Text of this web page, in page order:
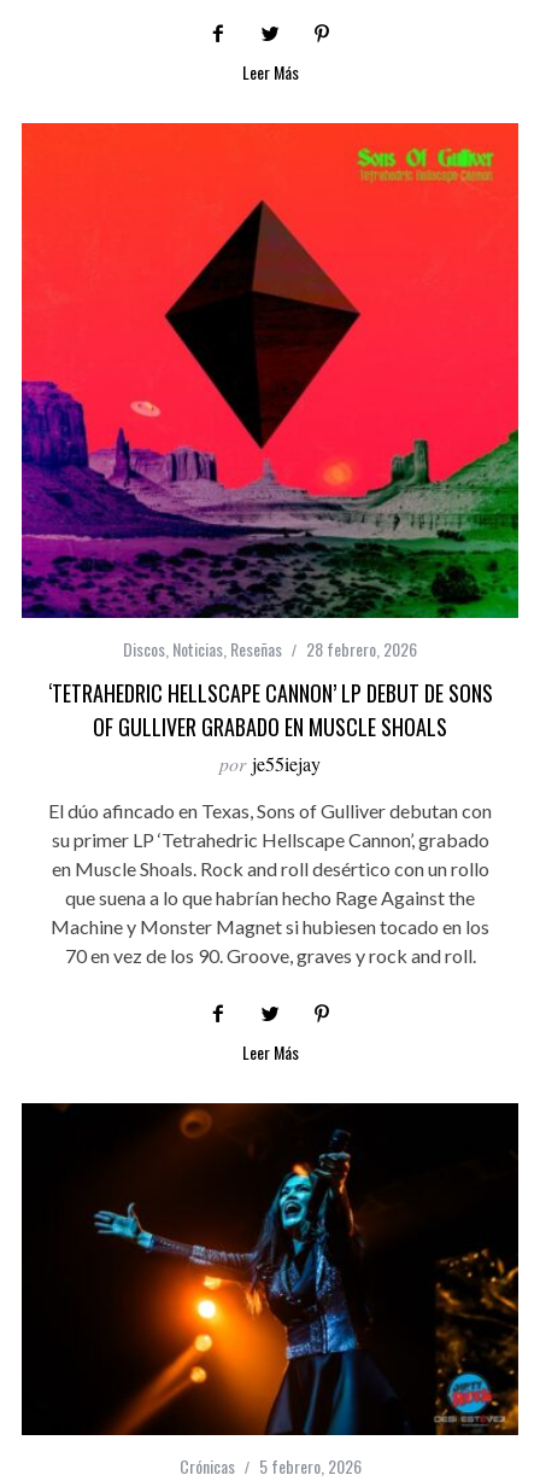
Leer Más
Discos Noticias Reseñas 28 febrero, 2026
‘TETRAHEDRIC HELLSCAPE CANNON’ LP DEBUT DE SONS
OF GULLIVER GRABADO EN MUSCLE SHOALS
por je55iejay
El dúo afincado en Texas, Sons of Gulliver debutan con
su primer LP ‘Tetrahedric Hellscape Cannon’, grabado
en Muscle Shoals. Rock and roll desértico con un rollo
que suena a lo que habrían hecho Rage Against the
Machine y Monster Magnet si hubiesen tocado en los
70 en vez de los 90. Groove, graves y rock and roll.
Leer Más
Crónicas 5 febrero, 2026